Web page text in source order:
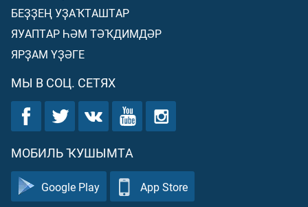
БЕҘҘЕҢ УҘАҠТАШТАР
ЯУАПТАР ҺӘМ ТӘҠДИМДӘР
ЯРҘАМ ҮҘӘГЕ
МЫ В СОЦ. СЕТЯХ
МОБИЛЬ ҠУШЫМТА
Google Play App Store